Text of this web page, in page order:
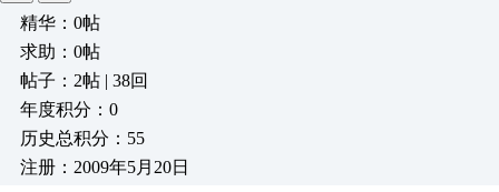
精华：0帖
求助：0帖
帖子：2帖 | 38回
年度积分：0
历史总积分：55
注册：2009年5月20日